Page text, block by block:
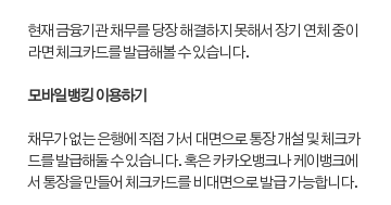
현재 금융기관 채무를 당장 해결하지 못해서 장기 연체 중이
라면 체크카드를 발급해볼 수 있습니다.
모바일뱅킹 이용하기
채무가 없는 은행에 직접 가서 대면으로 통장 개설 및 체크카
드를 발급해둘 수 있습니다. 혹은 카카오뱅크나 케이뱅크에
서 통장을 만들어 체크카드를 비대면으로 발급 가능합니다.